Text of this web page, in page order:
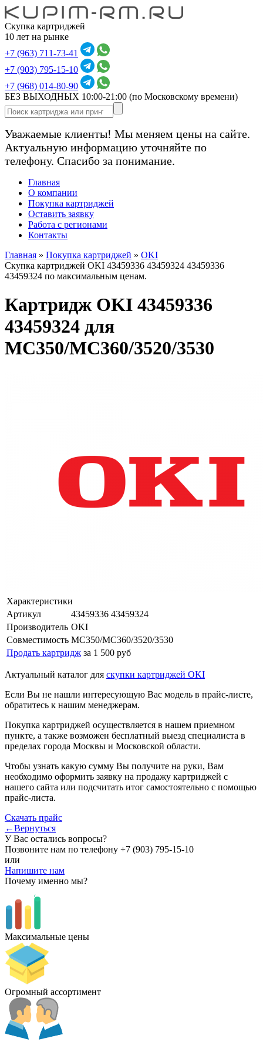
Скупка картриджей
10 лет на рынке
+7 (963) 711-73-41
+7 (903) 795-15-10
+7 (968) 014-80-90
БЕЗ ВЫХОДНЫХ 10:00-21:00 (по Московскому времени)
Уважаемые клиенты! Мы меняем цены на сайте.
Актуальную информацию уточняйте по
телефону. Спасибо за понимание.
Главная
О компании
Покупка картриджей
Оставить заявку
Работа с регионами
Контакты
Главная » Покупка картриджей » OKI
Скупка картриджей OKI 43459336 43459324 43459336
43459324 по максимальным ценам.
Картридж OKI 43459336
43459324 для
MC350/MC360/3520/3530
Характеристики
Артикул
43459336 43459324
Производитель OKI
Совместимость MC350/MC360/3520/3530
Продать картридж за 1 500 руб
Актуальный каталог для скупки картриджей OKI
Если Вы не нашли интересующую Вас модель в прайс-листе,
обратитесь к нашим менеджерам.
Покупка картриджей осуществляется в нашем приемном
пункте, а также возможен бесплатный выезд специалиста в
пределах города Москвы и Московской области.
Чтобы узнать какую сумму Вы получите на руки, Вам
необходимо оформить заявку на продажу картриджей с
нашего сайта или подсчитать итог самостоятельно с помощью
прайс-листа.
Скачать прайс
←Вернуться
У Вас остались вопросы?
Позвоните нам по телефону +7 (903) 795-15-10
или
Напишите нам
Почему именно мы?
Максимальные цены
Огромный ассортимент